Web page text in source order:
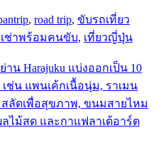
, road trip, ขับรถเที่ยว
ช่าพร้อมคนขับ, เที่ยวญี่ปุ่น